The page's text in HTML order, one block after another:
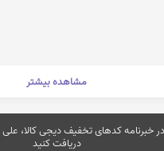
مشاهده بیشتر
خبرنامه کدهای تخفیف دیجی کالا، علی
دریافت کنید